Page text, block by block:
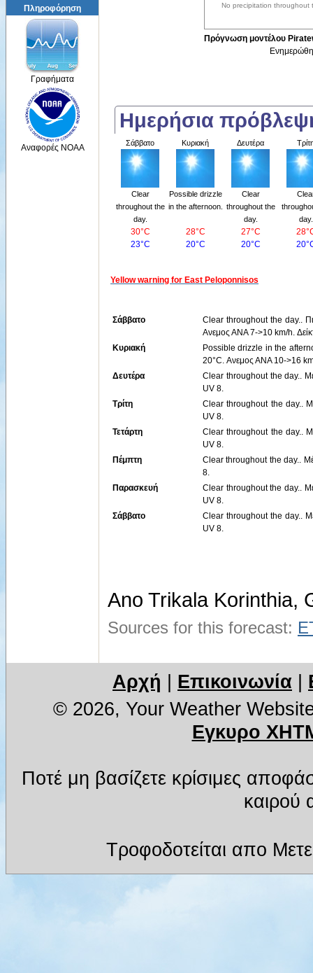
Πληροφόρηση
Γραφήματα
Αναφορές NOAA
No precipitation throughout
Πρόγνωση μοντέλου
Ημερήσια
Σάββατο Κυριακή Δευτέρα
Clear
throughout the
day.
Possible drizzle
in the afternoon.
Clear
throughout the
day.
day.
30°C
23°C
28°C
20°C
27°C
20°C
Yellow warning for East Peloponnisos
Σάββατο
Clear throughout the day..
Ανεμος ΑΝΑ 7->10 km/h.
Κυριακή
Possible drizzle in the
20°C. Ανεμος ΑΝΑ 10->16
Δευτέρα
Clear throughout the day..
UV 8.
Τρίτη
Clear throughout the day..
UV 8.
Τετάρτη
Clear throughout the day..
UV 8.
Πέμπτη
Clear throughout the day..
8.
Παρασκευή
Clear throughout the day..
UV 8.
Σάββατο
Clear throughout the day..
UV 8.
Ano Trikala Korinthia,
Sources for this forecast:
Αρχή Επικοινωνία
© 2026, Your Weather
Εγκυρο
Ποτέ μη βασίζετε κρίσιμες
καιρού
Τροφοδοτείται απο